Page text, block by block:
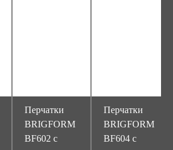
Перчатки
BRIGFORM
BF602 с
Перчатки
BRIGFORM
BF604 с